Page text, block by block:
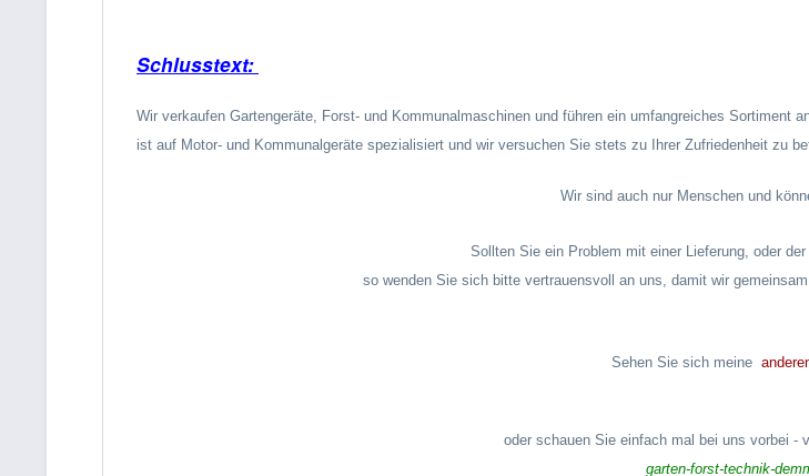
Schlusstext:
Wir verkaufen Gartengeräte, Forst- und Kommunalmaschinen und führen ein umfangreiches Sortiment
ist auf Motor- und Kommunalgeräte spezialisiert und wir versuchen Sie stets zu
Ihrer Zufriedenheit zu
Wir sind auch nur Menschen und
Sollten Sie ein Problem mit einer Lieferung, oder
so wenden Sie sich bitte vertrauensvoll an uns, damit wir
Sehen Sie sich meine
oder schauen Sie einfach mal bei uns vorbei -
garten-forst-technik-